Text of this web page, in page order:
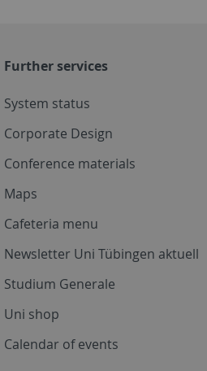
Further services
System status
Corporate Design
Conference materials
Maps
Cafeteria menu
Newsletter Uni Tübingen aktuell
Studium Generale
Uni shop
Calendar of events